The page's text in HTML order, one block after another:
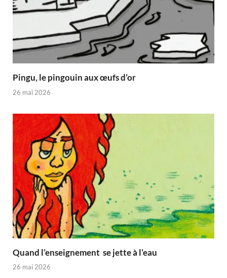
Pingu, le pingouin aux œufs d’or
26 mai 2026
Quand l’enseignement se jette à l’eau
26 mai 2026